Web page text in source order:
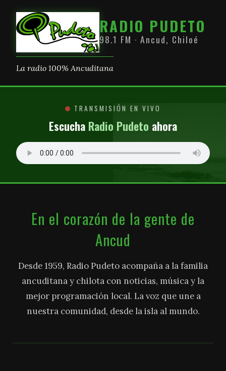
RADIO PUDETO
98.1 FM · Ancud, Chiloé
La radio 100% Ancuditana
TRANSMISIÓN EN VIVO
Escucha Radio Pudeto ahora
En el corazón de la gente de
Ancud
Desde 1959, Radio Pudeto acompaña a la familia
ancuditana y chilota con noticias, música y la
mejor programación local. La voz que une a
nuestra comunidad, desde la isla al mundo.